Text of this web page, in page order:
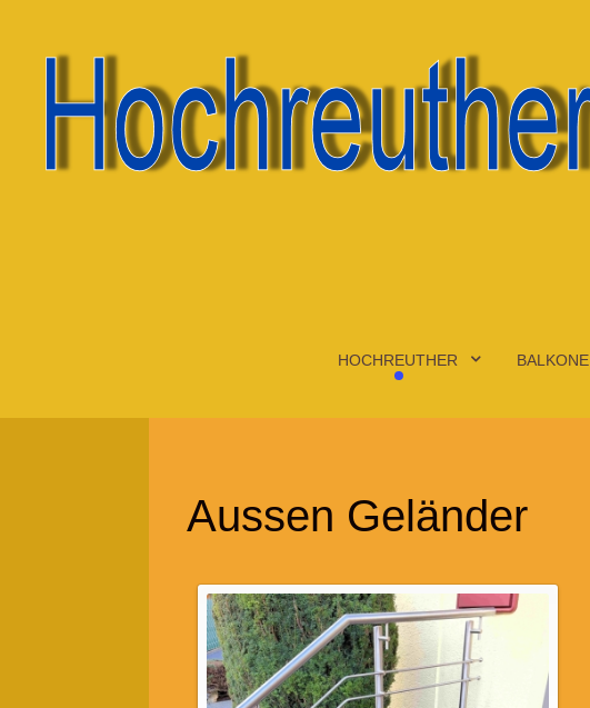
HOCHREUTHER BALKONE
Aussen Geländer